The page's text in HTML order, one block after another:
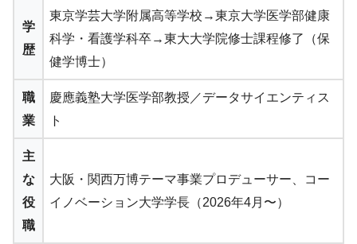
学
歴
東京学芸大学附属高等学校→東京大学医学部健康
科学・看護学科卒→東大大学院修士課程修了（保
健学博士）
職
業
慶應義塾大学医学部教授／データサイエンティス
ト
主
な
役
職
大阪・関西万博テーマ事業プロデューサー、コー
イノベーション大学学長（2026年4月〜）